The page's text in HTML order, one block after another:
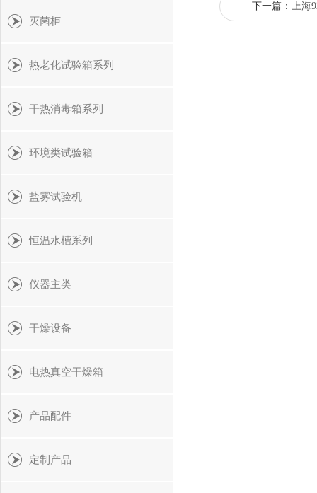
下一篇： 上海
灭菌柜
热老化试验箱系列
干热消毒箱系列
环境类试验箱
盐雾试验机
恒温水槽系列
仪器主类
干燥设备
电热真空干燥箱
产品配件
定制产品